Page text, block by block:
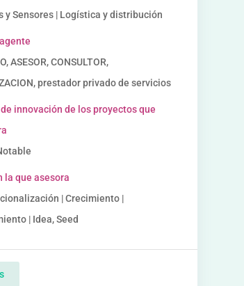
y Sensores | Logística y distribución
ASESOR, CONSULTOR,
prestador privado de servicios
innovación de los proyectos que
la que asesora
| Crecimiento |
| Idea, Seed